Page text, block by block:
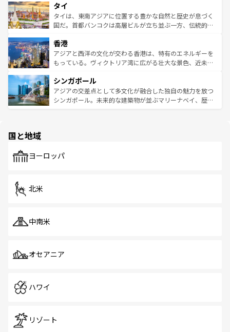
リティに包まれながら、韓国の多彩な魅力を心ゆくまで味
わってみてほしい。 なお、新着の韓国情報はコンテンツ一
覧を参照してほしい。
急速な発展と共に伝統が息づく。ハノイの古い町並みやホ
ーチミン市のフランス統治時代の建物も、独特の雰囲気を
醸し出している。また、バラエティの豊かさとおいしさで
とつ。フォーやバインミー、ベトナムコーヒーなどは、ぜ
ひ現地で味わいたい。どの地域を訪れてもあたたかい人々
が旅行者を迎えてくれるので、きっと忘れられない旅にな
参照してほしい。
タイ
タイは、東南アジアに位置する豊かな自然と歴史が息づく
国だ。首都バンコクは高層ビルが立ち並ぶ一方、伝統的な
の活気が交差している。北部ではチェンマイなどの山岳地
帯で自然と触れ合い、南部ではプーケットやクラビの美し
いビーチでリゾート気分を楽しむことができる。タイ料理
激する。気候は一年中温暖で、どの季節にも異なる楽しみ
が待っている。親しみやすいタイの人々、仏教を中心とし
た文化、そして多様な観光資源が、訪れる旅人を魅了し続
香港
アジアと西洋の文化が交わる香港は、特有のエネルギーを
もっている。ヴィクトリア湾に広がる壮大な景色、近未来
み、どこを訪れても感動するはず。観光スポットが密集し
ており、効率よく見どころを回れるのも魅力。息をのむよ
うな絶景から文化的な体験まで、香港を存分に楽しみ尽く
シンガポール
アジアの交差点として多文化が融合した独自の魅力を放つ
シンガポール。未来的な建築物が並ぶマリーナベイ、歴史
で、ホーカーズは地元の風情を楽しめる外せないスポット
国と地域
ヨーロッパ
北米
中南米
オセアニア
ハワイ
リゾート